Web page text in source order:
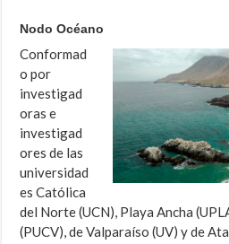
Nodo Océano
Conformad
o por
investigad
oras e
investigad
ores de las
universidad
es Católica
del Norte (UCN), Playa Ancha
(PUCV), de Valparaíso (UV) y de